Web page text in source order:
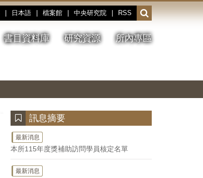
日本語 檔案館 中央研究院 RSS
開
啟
或
收
書目資料庫 研究資源 所內專區
停、
圖
圖
結
訊息摘要
最新消息
本所115年度獎補助訪問學員核定名單
最新消息